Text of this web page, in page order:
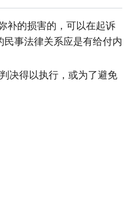
补的损害的，可以在起诉
事法律关系应是有给付内
决得以执行，或为了避免